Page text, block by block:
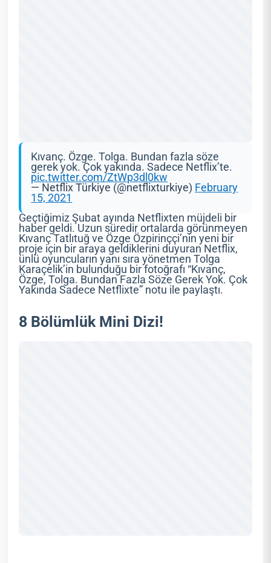
Kıvanç. Özge. Tolga. Bundan fazla söze
gerek yok. Çok yakında. Sadece Netflix’te.
pic.twitter.com/ZtWp3dl0kw
— Netflix Türkiye (@netflixturkiye) February
15, 2021
Geçtiğimiz Şubat ayında Netflixten müjdeli bir
haber geldi. Uzun süredir ortalarda görünmeyen
Kıvanç Tatlıtuğ ve Özge Özpirinççi’nin yeni bir
proje için bir araya geldiklerini duyuran Netflix,
ünlü oyuncuların yanı sıra yönetmen Tolga
Karaçelik’in bulunduğu bir fotoğrafı “Kıvanç,
Özge, Tolga. Bundan Fazla Söze Gerek Yok. Çok
Yakında Sadece Netflixte” notu ile paylaştı.
8 Bölümlük Mini Dizi!